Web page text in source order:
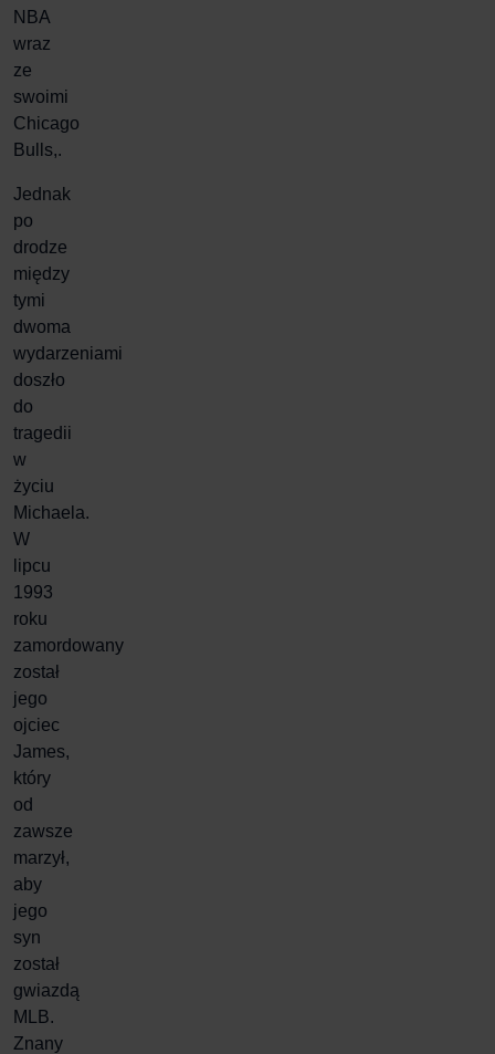
NBA
wraz
ze
swoimi
Chicago
Bulls,.
Jednak
po
drodze
między
tymi
dwoma
wydarzeniami
doszło
do
tragedii
w
życiu
Michaela.
W
lipcu
1993
roku
zamordowany
został
jego
ojciec
James,
który
od
zawsze
marzył,
aby
jego
syn
został
gwiazdą
MLB.
Znany